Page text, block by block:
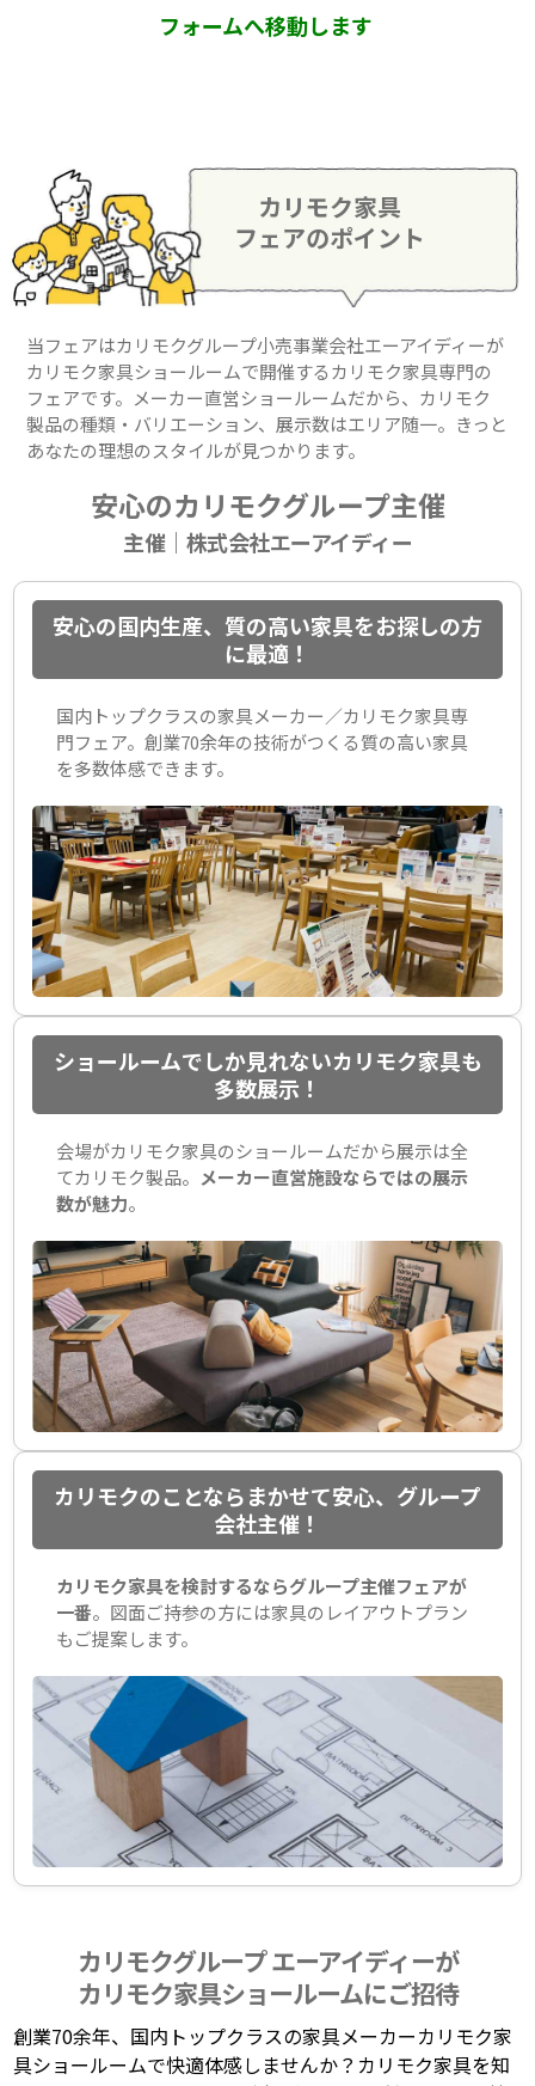
フォームへ移動します
カリモク家具
フェアのポイント
当フェアはカリモクグループ小売事業会社エーアイディーが
カリモク家具ショールームで開催するカリモク家具専門の
フェアです。メーカー直営ショールームだから、カリモク
製品の種類・バリエーション、展示数はエリア随一。きっと
あなたの理想のスタイルが見つかります。
安心のカリモクグループ主催
主催｜株式会社エーアイディー
安心の国内生産、質の高い家具をお探しの方
に最適！
国内トップクラスの家具メーカー／カリモク家具専
門フェア。創業70余年の技術がつくる質の高い家具
を多数体感できます。
ショールームでしか見れないカリモク家具も
多数展示！
会場がカリモク家具のショールームだから展示は全
てカリモク製品。 メーカー直営施設ならではの展示
数が魅力。
カリモクのことならまかせて安心、グループ
会社主催！
カリモク家具を検討するならグループ主催フェアが
一番。図面ご持参の方には家具のレイアウトプラン
もご提案します。
カリモクグループ エーアイディーが
カリモク家具ショールームにご招待
創業70余年、国内トップクラスの家具メーカーカリモク家
具ショールームで快適体感しませんか？カリモク家具を知